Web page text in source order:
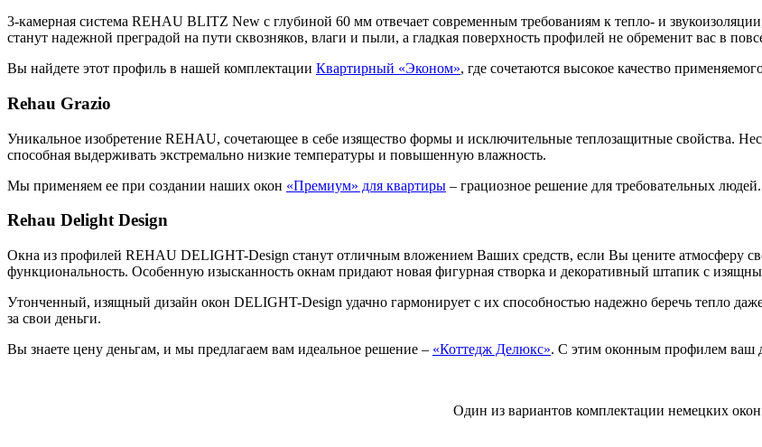
3-камерная система REHAU BLITZ New с глубиной 60 мм отвечает современным требованиям к тепло- и
станут надежной преградой на пути сквозняков, влаги и пыли, а гладкая поверхность профилей не обременит вас в
Вы найдете этот профиль в нашей комплектации Квартирный «Эконом», где сочетаются высокое качество
Rehau Grazio
Уникальное изобретение REHAU, сочетающее в себе изящество формы и исключительные теплозащитные свойства.
способная выдерживать экстремально низкие температуры и повышенную влажность.
Мы применяем ее при создании наших окон «Премиум» для квартиры – грациозное решение для требовательных людей.
Rehau Delight Design
Окна из профилей REHAU DELIGHT-Design станут отличным вложением Ваших средств, если Вы цените атмосферу
функциональность. Особенную изысканность окнам придают новая фигурная створка и декоративный штапик с
Утонченный, изящный дизайн окон DELIGHT-Design удачно гармонирует с их способностью надежно беречь тепло
за свои деньги.
Вы знаете цену деньгам, и мы предлагаем вам идеальное решение – «Коттедж Делюкс». С этим оконным профилем ваш
Один из вариантов комплектации немецких окон